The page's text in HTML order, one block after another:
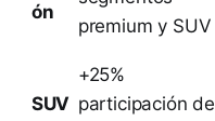
ón
premium y SUV
SUV
+25%
participación de